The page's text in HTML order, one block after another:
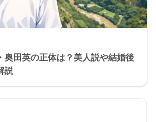
奥田英の正体は？美人説や結婚後
説